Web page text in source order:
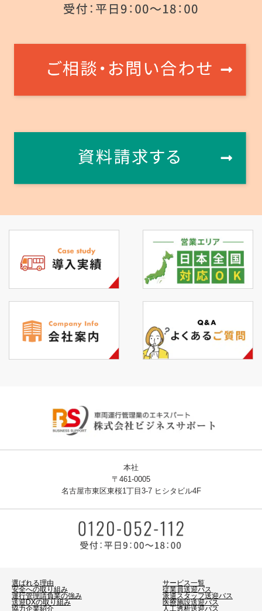
選ばれる理由
安全への取り組み
運行管理請負業の強み
送迎DXの取り組み
協力企業紹介
サービス一覧
従業員送迎バス
派遣スタッフ送迎バス
医療施設送迎バス
人工透析送迎バス
本社
〒461-0005
名古屋市東区東桜1丁目3-7 ヒシタビル4F